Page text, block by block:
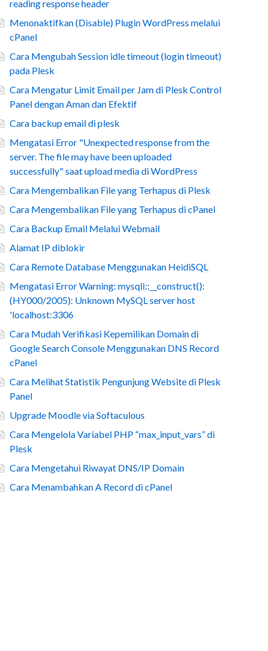
reading response header
Menonaktifkan (Disable) Plugin WordPress melalui
cPanel
Cara Mengubah Session idle timeout (login timeout)
pada Plesk
Cara Mengatur Limit Email per Jam di Plesk Control
Panel dengan Aman dan Efektif
Cara backup email di plesk
Mengatasi Error "Unexpected response from the
server. The file may have been uploaded
successfully" saat upload media di WordPress
Cara Mengembalikan File yang Terhapus di Plesk
Cara Mengembalikan File yang Terhapus di cPanel
Cara Backup Email Melalui Webmail
Alamat IP diblokir
Cara Remote Database Menggunakan HeidiSQL
Mengatasi Error Warning: mysqli::__construct():
(HY000/2005): Unknown MySQL server host
'localhost:3306
Cara Mudah Verifikasi Kepemilikan Domain di
Google Search Console Menggunakan DNS Record
cPanel
Cara Melihat Statistik Pengunjung Website di Plesk
Panel
Upgrade Moodle via Softaculous
Cara Mengelola Variabel PHP “max_input_vars” di
Plesk
Cara Mengetahui Riwayat DNS/IP Domain
Cara Menambahkan A Record di cPanel